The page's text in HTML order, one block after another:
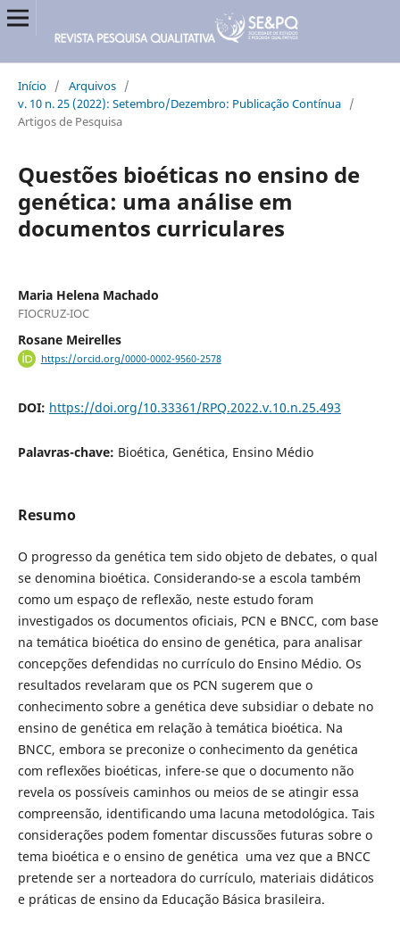
Início / Arquivos /
v. 10 n. 25 (2022): Setembro/Dezembro: Publicação Contínua /
Artigos de Pesquisa
Questões bioéticas no ensino de
genética: uma análise em
documentos curriculares
Maria Helena Machado
FIOCRUZ-IOC
Rosane Meirelles
https://orcid.org/0000-0002-9560-2578
DOI: https://doi.org/10.33361/RPQ.2022.v.10.n.25.493
Palavras-chave: Bioética, Genética, Ensino Médio
Resumo
O progresso da genética tem sido objeto de debates, o qual
se denomina bioética. Considerando-se a escola também
como um espaço de reflexão, neste estudo foram
investigados os documentos oficiais, PCN e BNCC, com base
na temática bioética do ensino de genética, para analisar
concepções defendidas no currículo do Ensino Médio. Os
resultados revelaram que os PCN sugerem que o
conhecimento sobre a genética deve subsidiar o debate no
ensino de genética em relação à temática bioética. Na
BNCC, embora se preconize o conhecimento da genética
com reflexões bioéticas, infere-se que o documento não
revela os possíveis caminhos ou meios de se atingir essa
compreensão, identificando uma lacuna metodológica. Tais
considerações podem fomentar discussões futuras sobre o
tema bioética e o ensino de genética uma vez que a BNCC
pretende ser a norteadora do currículo, materiais didáticos
e práticas de ensino da Educação Básica brasileira.­­